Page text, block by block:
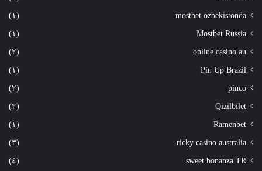
mostbet ozbekistonda (١)
Mostbet Russia (١)
online casino au (٢)
Pin Up Brazil (١)
pinco (٢)
Qizilbilet (٢)
Ramenbet (١)
ricky casino australia (٣)
sweet bonanza TR (٤)